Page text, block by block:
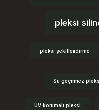
pleksi
pleksi şekillendirme
Su geçirmez
UV korumalı pleksi